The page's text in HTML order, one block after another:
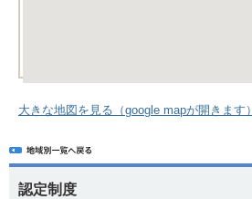
大きな地図を見る（google mapが開きます）
認定制度